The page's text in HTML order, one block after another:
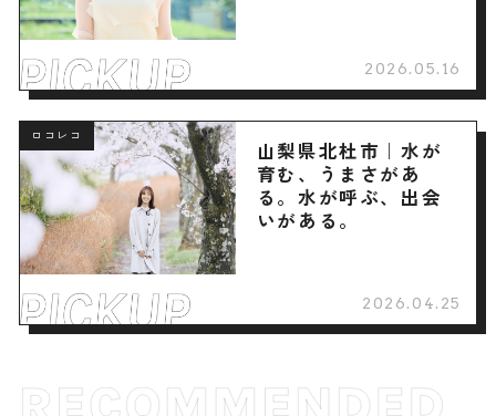
2026.05.16
ロコレコ
山梨県北杜市｜水が
育む、うまさがあ
る。水が呼ぶ、出会
いがある。
2026.04.25